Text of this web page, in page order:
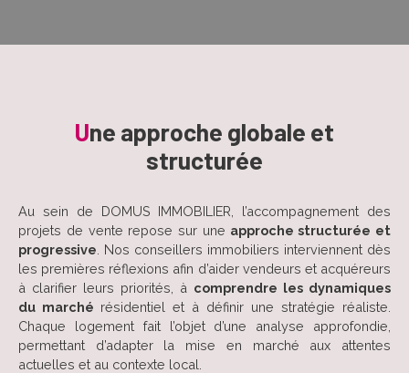
Une approche globale et
structurée
Au sein de DOMUS IMMOBILIER, l’accompagnement des
projets de vente repose sur une approche structurée et
progressive . Nos conseillers immobiliers interviennent dès
les premières réflexions afin d’aider vendeurs et acquéreurs
à clarifier leurs priorités, à comprendre les dynamiques
du marché résidentiel et à définir une stratégie réaliste.
Chaque logement fait l’objet d’une analyse approfondie,
permettant d’adapter la mise en marché aux attentes
actuelles et au contexte local.